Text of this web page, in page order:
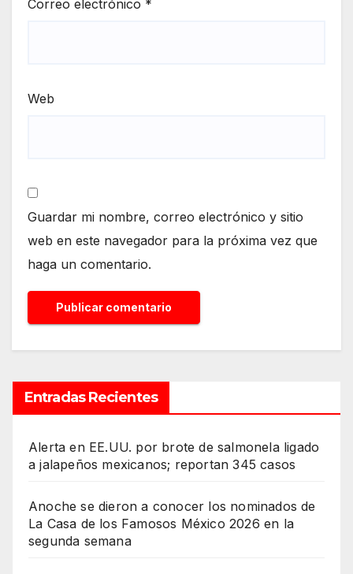
Correo electrónico *
Web
Guardar mi nombre, correo electrónico y sitio
web en este navegador para la próxima vez que
haga un comentario.
Entradas Recientes
Alerta en EE.UU. por brote de salmonela ligado
a jalapeños mexicanos; reportan 345 casos
Anoche se dieron a conocer los nominados de
La Casa de los Famosos México 2026 en la
segunda semana